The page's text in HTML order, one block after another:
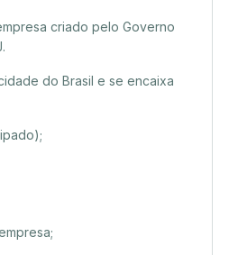
criado pelo Governo
do Brasil e se encaixa